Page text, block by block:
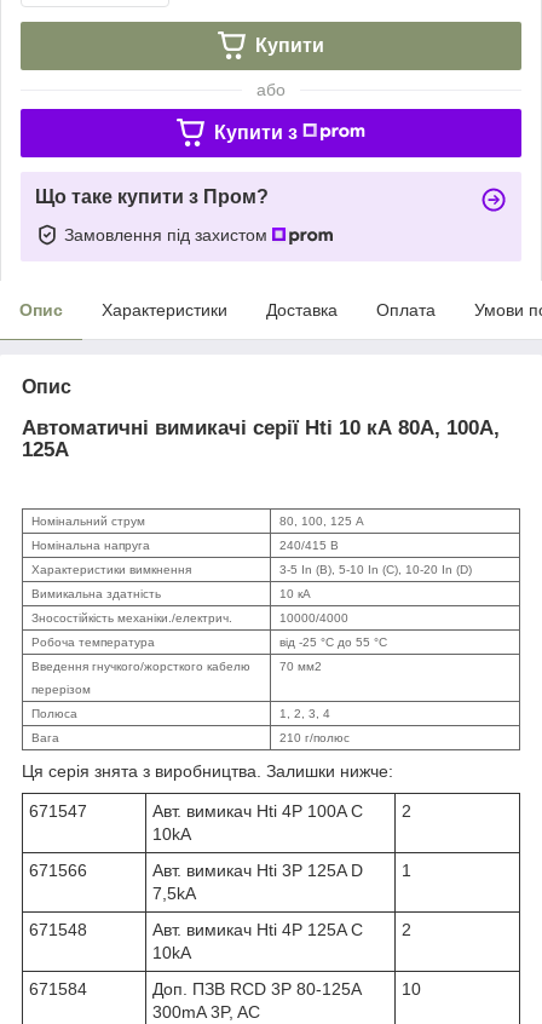
Купити
або
Купити з
Що таке купити з Пром?
Замовлення під захистом
Опис Характеристики Доставка Оплата Умови
Опис
Автоматичні вимикачі серії Hti 10 кА 80А, 100А,
125A
Номінальний струм
80, 100, 125 А
Номінальна напруга
240/415 В
Характеристики вимкнення
3-5 In (B), 5-10 In (C), 10-20 In (D)
Вимикальна здатність
10 кА
Зносостійкість механіки./електрич.
10000/4000
Робоча температура
від -25 °C до 55 °C
Введення гнучкого/жорсткого кабелю
перерізом
70 мм2
Полюса
1, 2, 3, 4
Вага
210 г/полюс
Ця серія знята з виробництва. Залишки нижче:
671547
Авт. вимикач Hti 4P 100A C
10kA
2
671566
Авт. вимикач Hti 3P 125A D
7,5kA
1
671548
Авт. вимикач Hti 4P 125A C
10kA
2
671584
Доп. ПЗВ RCD 3P 80-125A
300mA 3P, AC
10